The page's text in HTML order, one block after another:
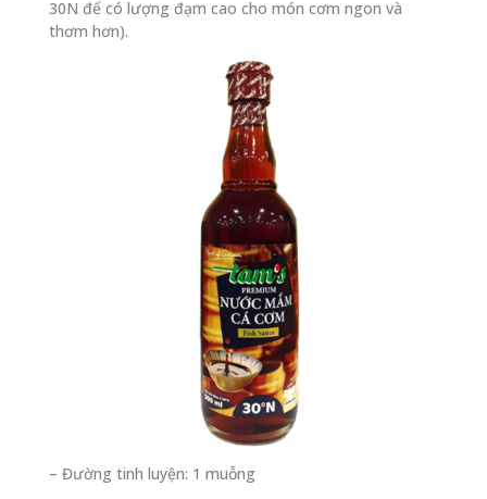
30N để có lượng đạm cao cho món cơm ngon và
thơm hơn).
– Đường tinh luyện: 1 muỗng